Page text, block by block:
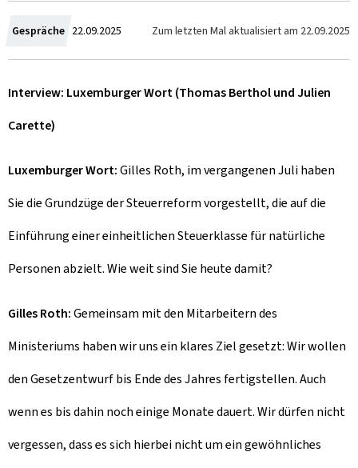
Gespräche C
r
e
22.09.2025 Zum letzten Mal aktualisiert am 22.09.2025
Interview: Luxemburger Wort (Thomas Berthol und Julien
Carette)
Luxemburger Wort:Gilles Roth, im vergangenen Juli haben
Sie die Grundzüge der Steuerreform vorgestellt, die auf die
Einführung einer einheitlichen Steuerklasse für natürliche
Personen abzielt. Wie weit sind Sie heute damit?
Gilles Roth:Gemeinsam mit den Mitarbeitern des
Ministeriums haben wir uns ein klares Ziel gesetzt: Wir wollen
den Gesetzentwurf bis Ende des Jahres fertigstellen. Auch
wenn es bis dahin noch einige Monate dauert. Wir dürfen nicht
vergessen, dass es sich hierbei nicht um ein gewöhnliches